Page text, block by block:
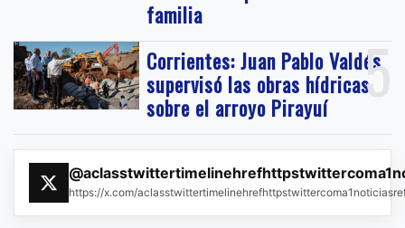
familia
5
Corrientes: Juan Pablo Valdés
supervisó las obras hídricas
sobre el arroyo Pirayuí
https://x.com/